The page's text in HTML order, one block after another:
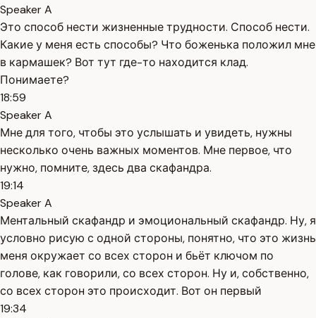
Speaker A
Это способ нести жизненные трудности. Способ нести.
Какие у меня есть способы? Что боженька положил мне
в кармашек? Вот тут где-то находится клад.
Понимаете?
18:59
Speaker A
Мне для того, чтобы это услышать и увидеть, нужны
несколько очень важных моментов. Мне первое, что
нужно, помните, здесь два скафандра.
19:14
Speaker A
Ментальный скафандр и эмоциональный скафандр. Ну, я
условно рисую с одной стороны, понятно, что это жизнь
меня окружает со всех сторон и бьёт ключом по
голове, как говорили, со всех сторон. Ну и, собственно,
со всех сторон это происходит. Вот он первый
19:34